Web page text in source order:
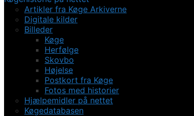
Artikler fra Køge Arkiverne
Digitale kilder
Billeder
Køge
Herfølge
Skovbo
Højelse
Postkort fra Køge
Fotos med historier
Hjælpemidler på nettet
Køgedatabasen